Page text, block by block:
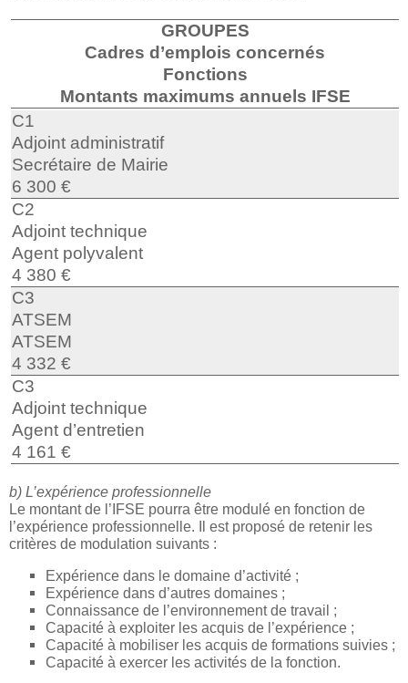
GROUPES
Cadres d’emplois concernés
Fonctions
Montants maximums annuels IFSE
C1
Adjoint administratif
Secrétaire de Mairie
6 300 €
C2
Adjoint technique
Agent polyvalent
4 380 €
C3
ATSEM
ATSEM
4 332 €
C3
Adjoint technique
Agent d’entretien
4 161 €
b) L’expérience professionnelle
Le montant de l’IFSE pourra être modulé en fonction de
l’expérience professionnelle. Il est proposé de retenir les
critères de modulation suivants :
Expérience dans le domaine d’activité ;
Expérience dans d’autres domaines ;
Connaissance de l’environnement de travail ;
Capacité à exploiter les acquis de l’expérience ;
Capacité à mobiliser les acquis de formations suivies ;
Capacité à exercer les activités de la fonction.